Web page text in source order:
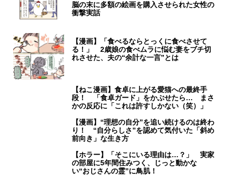
脳の末に多額の絵画を購入させられた女性の
衝撃実話
【漫画】「食べるならとっくに食べさせて
る！」 2歳娘の食べムラに悩む妻をブチ切
れさせた、夫の“余計な一言”とは
【ねこ漫画】食卓に上がる愛猫への最終手
段！ 「食卓ガード」をかぶせたら… まさ
かの反応に「これは許すしかない（笑）」
【漫画】“理想の自分”を追い続けるのは終わ
り！ “自分らしさ”を認めて気付いた「斜め
前向き」な生き方
【ホラー】「そこにいる理由は…？」 実家
の部屋に5年間住みつく、じっと動かな
い“おじさんの霊”に鳥肌！